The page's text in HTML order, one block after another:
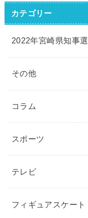
カテゴリー
2022年宮崎県知事選
その他
コラム
スポーツ
テレビ
フィギュアスケート